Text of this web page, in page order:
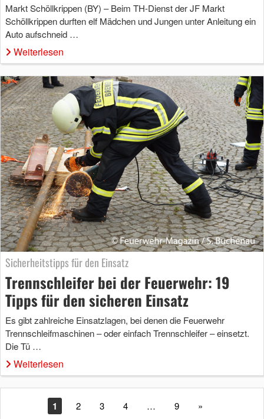
Markt Schöllkrippen (BY) – Beim TH-Dienst der JF Markt
Schöllkrippen durften elf Mädchen und Jungen unter Anleitung ein
Auto aufschneid …
Weiterlesen
Sicherheitstipps für den Einsatz
Trennschleifer bei der Feuerwehr: 19
Tipps für den sicheren Einsatz
Es gibt zahlreiche Einsatzlagen, bei denen die Feuerwehr
Trennschleifmaschinen – oder einfach Trennschleifer – einsetzt.
Die Tü …
Weiterlesen
1 2 3 4 … 9 »